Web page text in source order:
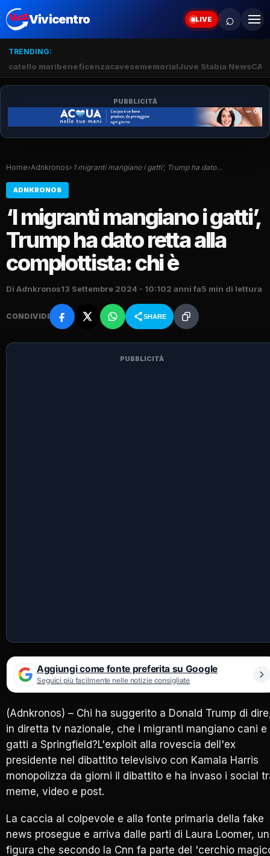
Vivicentro LIVE ⌕
TRENDING:
catello maribeneficenzacavesememorialJuve Stabia News
PUBBLICITÀ
Home›Adnkronos› ‘I migranti mangiano i gatti’, Trump ha dato…
ADNKRONOS
‘I migranti mangiano i gatti’,
Trump ha dato retta alla
complottista: chi è
Di Adnkronos13 Settembre 2024 - 10:102 anni fa5 min di lettura
CONDIVIDI SHARE
PUBBLICITÀ
Aggiungi come fonte preferita su Google
Seguici più facilmente nelle notizie consigliate
(Adnkronos) – Chi ha suggerito a Donald Trump di
in diretta tv nazionale, che i migranti mangiano cani e
gatti a Springfield?L'exploit alla rovescia dell'ex
presidente nel dibattito televisivo con Kamala Harris
monopolizza da giorni il dibattito e ha invaso i social
meme, video e post.
La caccia al colpevole e alla fonte primaria della fake
news prosegue e arriva dalle parti di Laura Loomer,
figura che secondo la Cnn fa parte del 'cerchio